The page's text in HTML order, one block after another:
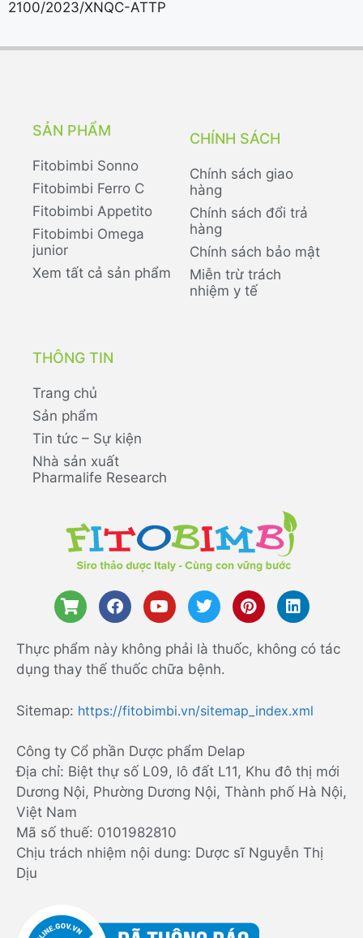
2100/2023/XNQC-ATTP
SẢN PHẨM
Fitobimbi Sonno
Fitobimbi Ferro C
Fitobimbi Appetito
Fitobimbi Omega
junior
Xem tất cả sản phẩm
CHÍNH SÁCH
Chính sách giao
hàng
Chính sách đổi trả
hàng
Chính sách bảo mật
Miễn trừ trách
nhiệm y tế
THÔNG TIN
Trang chủ
Sản phẩm
Tin tức – Sự kiện
Nhà sản xuất
Pharmalife Research
Thực phẩm này không phải là thuốc, không có tác
dụng thay thế thuốc chữa bệnh.
Sitemap: https://fitobimbi.vn/sitemap_index.xml
Công ty Cổ phần Dược phẩm Delap
Địa chỉ: Biệt thự số L09, lô đất L11, Khu đô thị mới
Dương Nội, Phường Dương Nội, Thành phố Hà Nội,
Việt Nam
Mã số thuế: 0101982810
Chịu trách nhiệm nội dung: Dược sĩ Nguyễn Thị
Dịu